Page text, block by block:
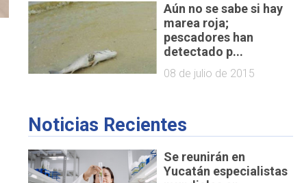
Aún no se sabe si hay
marea roja;
pescadores han
detectado p...
08 de julio de 2015
Noticias Recientes
Se reunirán en
Yucatán especialistas